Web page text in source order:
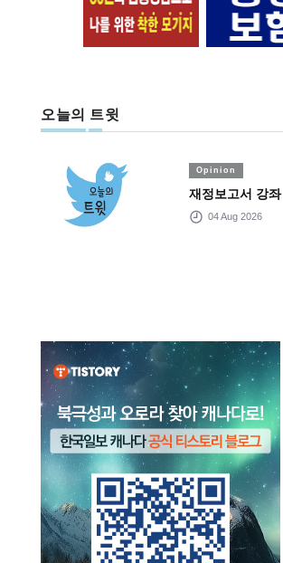
오늘의 트윗
Opinion
재정보고서 강좌
04 Aug 2026